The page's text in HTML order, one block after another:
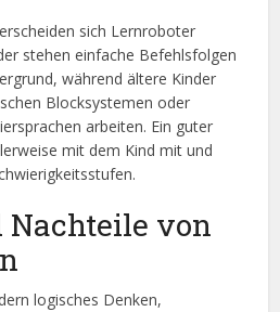
sich Lernroboter
stehen einfache Befehlsfolgen
während ältere Kinder
Blocksystemen oder
arbeiten. Ein guter
mit dem Kind mit und
Nachteile von
logisches Denken,